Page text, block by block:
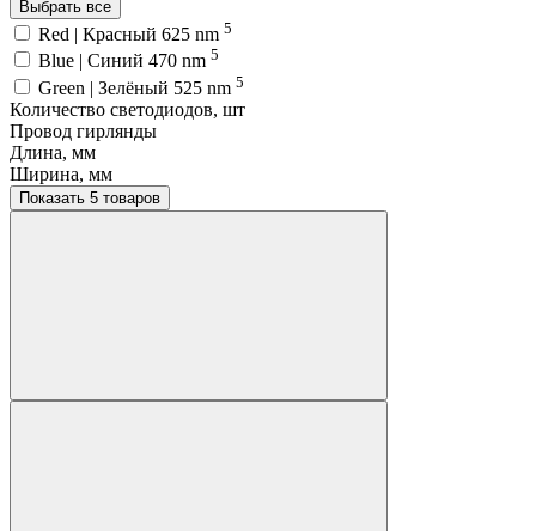
Выбрать все
Red | Красный 625 nm 5
Blue | Синий 470 nm 5
Green | Зелёный 525 nm 5
Количество светодиодов, шт
Провод гирлянды
Длина, мм
Ширина, мм
Показать 5 товаров